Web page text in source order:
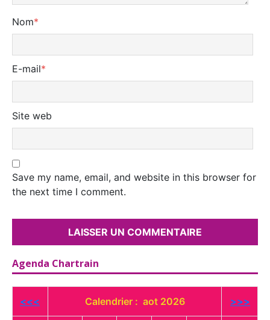
Nom*
E-mail*
Site web
Save my name, email, and website in this browser for
the next time I comment.
Agenda Chartrain
<<< Calendrier : aot 2026 >>>